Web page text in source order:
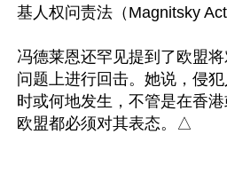
基人权问责法（Magnitsky
冯德莱恩还罕见提到了欧盟
问题上进行回击。她说，侵
时或何地发生，不管是在香